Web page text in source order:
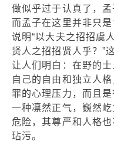
做似乎过于认真了，
而孟子在这里并非只
说明“以大夫之招招虞
贤人之招招贤人乎？”
让人们明白：在野的
自己的自由和独立人
罪的心理压力，而且
一种凛然正气，巍然
危险，其尊严和人格
玷污。